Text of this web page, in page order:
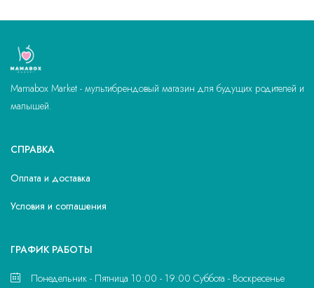
Mamabox Market - мультибрендовый магазин для будущих родителей и
малышей.
СПРАВКА
Оплата и доставка
Условия и соглашения
ГРАФИК РАБОТЫ
Понедельник - Пятница 10:00 - 19:00 Суббота - Воскресенье